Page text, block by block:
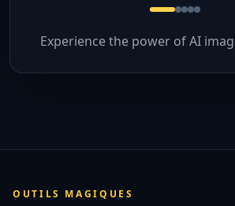
Experience the power of AI
OUTILS MAGIQUES